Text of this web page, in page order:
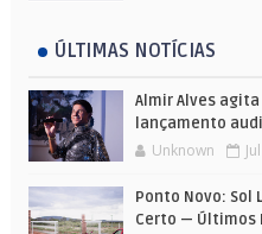
ÚLTIMAS NOTÍCIAS
Almir Alves
lançamento
Unknown
Ponto Novo: Sol
Certo — Últimos